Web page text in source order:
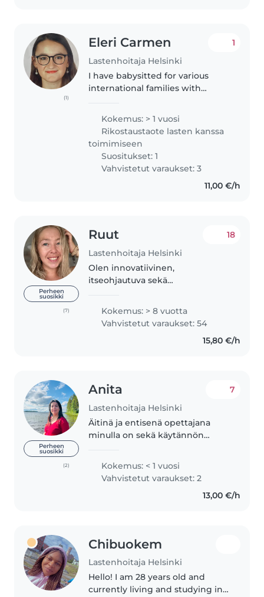
(1)
Eleri Carmen
Lastenhoitaja Helsinki
1
I have babysitted for various
international families with
used to babysitting in English for
children who have very minimal
English. I currently hold..
Kokemus: > 1 vuosi
Rikostaustaote lasten kanssa
toimimiseen
Suositukset: 1
Vahvistetut varaukset: 3
11,00 €/h
Perheen
suosikki
(7)
Ruut
Lastenhoitaja Helsinki
18
Olen innovatiivinen,
itseohjautuva sekä
nainen ja parhaimmillani
tilanteissa, jossa tarvitaan
vuorovaikutustaitoja, luovuutta
Kokemus: > 8 vuotta
Vahvistetut varaukset: 54
15,80 €/h
Perheen
suosikki
(2)
Anita
Lastenhoitaja Helsinki
7
Äitinä ja entisenä opettajana
minulla on sekä käytännön
lastenhoitoa. Olen kärsivällinen,
huolehtivainen ja intohimoinen..
Kokemus: < 1 vuosi
Vahvistetut varaukset: 2
13,00 €/h
Chibuokem
Lastenhoitaja Helsinki
Hello! I am 28 years old and
currently living and studying in